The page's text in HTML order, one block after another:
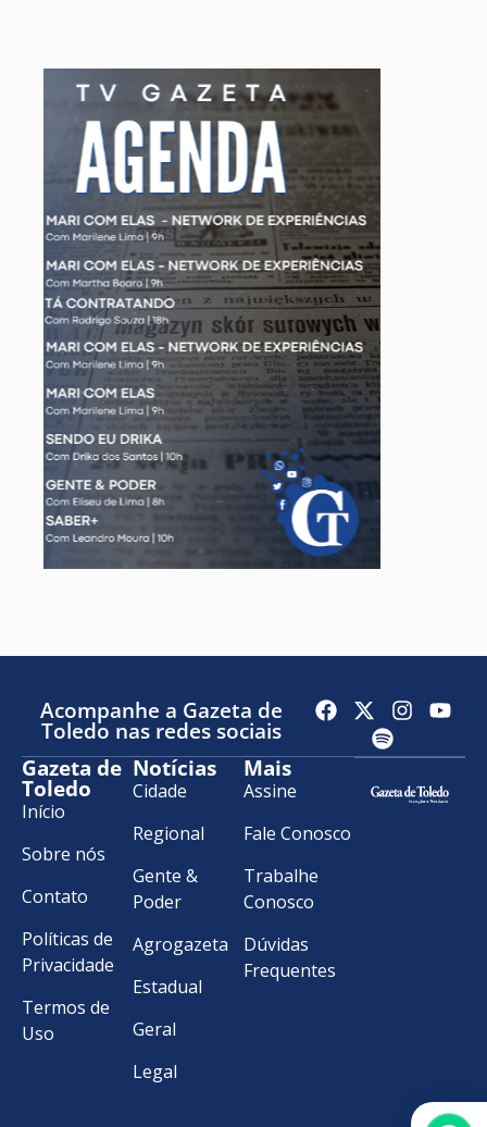
Acompanhe a Gazeta de
Toledo nas redes sociais
Gazeta de
Toledo
Início
Sobre nós
Contato
Políticas de
Privacidade
Termos de
Uso
Notícias
Cidade
Regional
Gente &
Poder
Agrogazeta
Estadual
Geral
Legal
Mais
Assine
Fale Conosco
Trabalhe
Conosco
Dúvidas
Frequentes